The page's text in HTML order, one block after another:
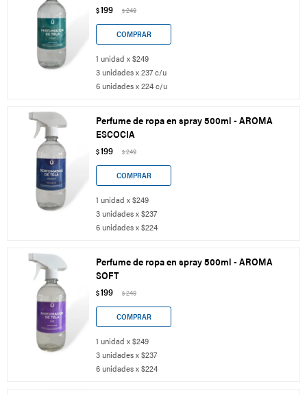
$199 $249
1 unidad x $249
3 unidades x 237 c/u
6 unidades x 224 c/u
Perfume de ropa en spray 500ml - AROMA
ESCOCIA
$199 $249
1 unidad x $249
3 unidades x $237
6 unidades x $224
Perfume de ropa en spray 500ml - AROMA
SOFT
$199 $249
1 unidad x $249
3 unidades x $237
6 unidades x $224